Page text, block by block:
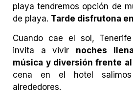
playa tendremos opción de
de playa. Tarde disfrutona
Cuando cae el sol,
invita a vivir noches
música y diversión frente
cena en el hotel
alrededores.